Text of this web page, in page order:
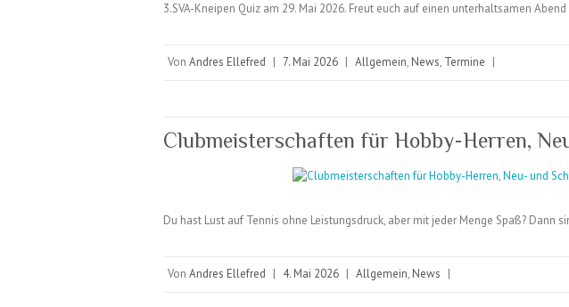
3.SVA-Kneipen Quiz am 29. Mai 2026. Freut euch auf einen unterhaltsamen
Von Andres Ellefred | 7. Mai 2026 | Allgemein, News, Termine |
Clubmeisterschaften für Hobby-Herren,
Du hast Lust auf Tennis ohne Leistungsdruck, aber mit jeder Menge Spaß?
Von Andres Ellefred | 4. Mai 2026 | Allgemein, News |